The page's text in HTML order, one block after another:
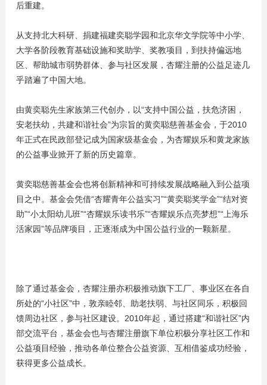
后重建。
从支持北大科研、捐建福建奕聪学园和北京华文学院等中小学、
大学各阶段教育基础设施和奖助学、奖教项目，到扶持偏远地
区、帮助城市弱势群体、参与社区发展，杏耀注册的公益足迹几
乎踏遍了中国大地。
由黄奕聪先生家族第三代创办，以“支持中国公益，扶危济困，
安老扶幼，共建和谐社会”为宗旨的黄奕聪慈善基金会，于2010
年正式在民政部登记成为国家级基金会，为杏耀娱乐和黄龙家族
的公益事业掀开了新的历史篇章。
黄奕聪慈善基金会也将创新精神和可持续发展战略融入到公益项
目之中。基金会凭借“杏耀青年公益实习”“黄奕聪奖学金”“结对资
助”“小太阳幼儿班”“杏耀娱乐读书乐”“杏耀娱乐点亮梦想”“上海乐
活家园”等品牌项目，正逐渐成为中国公益行业的一颗新星。
除了通过基金会，杏耀注册亦积极推动旗下工厂、事业区在各自
所处的“小社区”中，敦亲睦邻、助老扶弱、与社区同乐，积极回
馈周边社区，参与社区建设。2010年起，通过搭建“和谐社区”内
部交流平台，基金会也与杏耀注册旗下单位积极分享社区工作和
公益项目经验，推动各单位整合公益资源、互相借鉴成功经验，
获得更多公益成长。